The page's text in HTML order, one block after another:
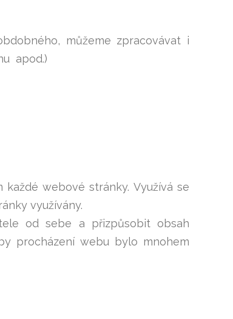
můžeme zpracovávat i
apod.)
webové stránky. Využívá se
využívány.
od sebe a přizpůsobit obsah
procházení webu bylo mnohem